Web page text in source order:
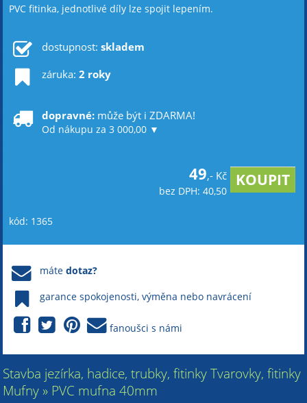
PVC fitinka, jednotlivé díly lze spojit lepením.
dostupnost: skladem
záruka: 2 roky
dopravné: může být i ZDARMA!
Od nákupu za 3 000,00 ▼
49,- Kč
bez DPH: 40,50
kód: 1365
mátedotaz?
garance spokojenosti, výměna nebo navrácení
fanoušci s námi
Stavba jezírka, hadice, trubky, fitinky Tvarovky, fitinky
Mufny » PVC mufna 40mm